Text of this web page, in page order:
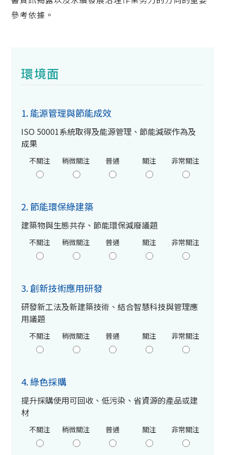
參考依據。
環境面
1. 能源管理與節能成效
ISO 50001系統取得及能源管理、節能減碳作為及
成果
不關注 稍微關注 普通 關注 非常關注
2. 節能環保綠建築
建築物與生態共存、節能環保減廢議題
不關注 稍微關注 普通 關注 非常關注
3. 創新技術應用研發
研發新工法及新建築技術、結合智慧科技與管理應
用議題
不關注 稍微關注 普通 關注 非常關注
4. 綠色採購
提升採購使用可回收、低污染、省資源的產品或建
材
不關注 稍微關注 普通 關注 非常關注